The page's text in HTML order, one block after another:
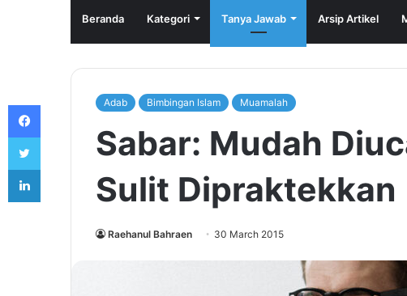
Beranda Kategori Tanya Jawab Arsip Artikel
Adab Bimbingan Islam Muamalah
Sabar: Mudah
Sulit Dipraktekkan
Raehanul Bahraen 30 March 2015
Facebook
Twitter
LinkedIn